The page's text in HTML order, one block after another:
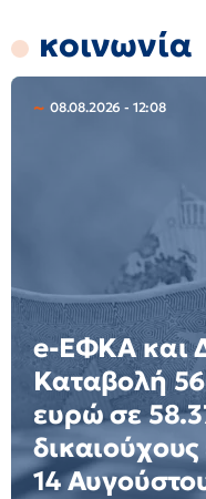
κοινωνία
08.08.2026 - 12:08
e-ΕΦΚΑ και
Καταβολή
ευρώ σε
δικαιούχους
14